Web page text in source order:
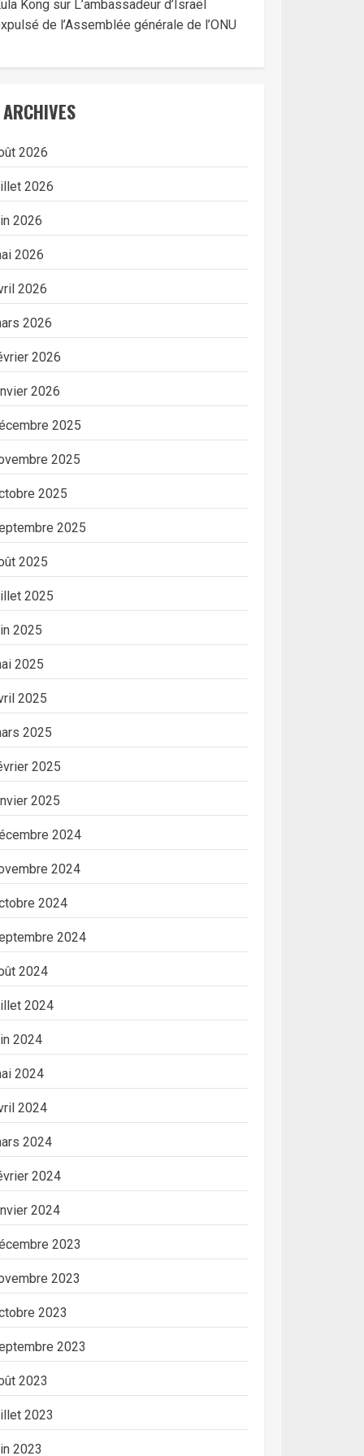
Kongsur L’ambassadeur d’Israël
de l’Assemblée générale de l’ONU
ARCHIVES
2026
2026
2026
2026
2026
2026
2026
2026
2025
2025
2025
2025
2025
2025
2025
2025
2025
2025
2025
2025
2024
2024
2024
2024
2024
2024
2024
2024
2024
2024
2024
2024
2023
2023
2023
2023
2023
2023
2023